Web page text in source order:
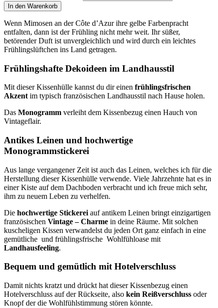
In den Warenkorb
Wenn Mimosen an der Côte d’Azur ihre gelbe Farbenpracht
entfalten, dann ist der Frühling nicht mehr weit. Ihr süßer,
betörender Duft ist unvergleichlich und wird durch ein leichtes
Frühlingslüftchen ins Land getragen.
Frühlingshafte Dekoideen im Landhausstil
Mit dieser Kissenhülle kannst du dir einen frühlingsfrischen
Akzent im typisch französischen Landhausstil nach Hause holen.
Das Monogramm verleiht dem Kissenbezug einen Hauch von
Vintageflair.
Antikes Leinen und hochwertige
Monogrammstickerei
Aus lange vergangener Zeit ist auch das Leinen, welches ich für die
Herstellung dieser Kissenhülle verwende. Viele Jahrzehnte hat es in
einer Kiste auf dem Dachboden verbracht und ich freue mich sehr,
ihm zu neuem Leben zu verhelfen.
Die hochwertige Stickerei auf antikem Leinen bringt einzigartigen
französischen Vintage – Charme in deine Räume. Mit solchen
kuscheligen Kissen verwandelst du jeden Ort ganz einfach in eine
gemütliche und frühlingsfrische Wohlfühloase mit
Landhausfeeling.
Bequem und gemütlich mit Hotelverschluss
Damit nichts kratzt und drückt hat dieser Kissenbezug einen
Hotelverschluss auf der Rückseite, also kein Reißverschluss oder
Knopf der die Wohlfühlstimmung stören könnte.